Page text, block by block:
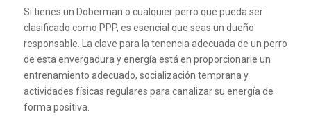
Si tienes un Doberman o cualquier perro que pueda ser
clasificado como PPP, es esencial que seas un dueño
responsable. La clave para la tenencia adecuada de un perro
de esta envergadura y energía está en proporcionarle un
entrenamiento adecuado, socialización temprana y
actividades físicas regulares para canalizar su energía de
forma positiva.